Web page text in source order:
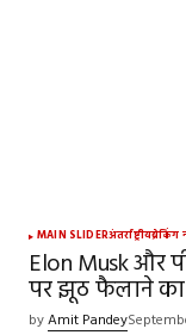
MAIN SLIDERअंतर्राष्ट्रीयब्रेकिंग
Elon Musk और
पर झूठ फैलाने
byAmit Pandey